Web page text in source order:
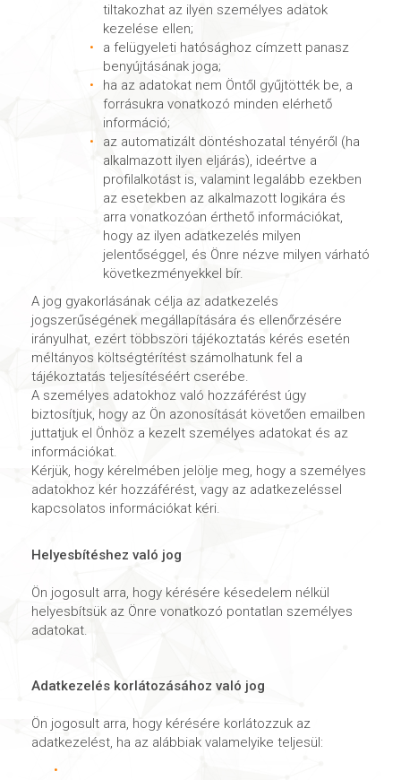
tiltakozhat az ilyen személyes adatok
kezelése ellen;
a felügyeleti hatósághoz címzett panasz
benyújtásának joga;
ha az adatokat nem Öntől gyűjtötték be, a
forrásukra vonatkozó minden elérhető
információ;
az automatizált döntéshozatal tényéről (ha
alkalmazott ilyen eljárás), ideértve a
profilalkotást is, valamint legalább ezekben
az esetekben az alkalmazott logikára és
arra vonatkozóan érthető információkat,
hogy az ilyen adatkezelés milyen
jelentőséggel, és Önre nézve milyen várható
következményekkel bír.
A jog gyakorlásának célja az adatkezelés
jogszerűségének megállapítására és ellenőrzésére
irányulhat, ezért többszöri tájékoztatás kérés esetén
méltányos költségtérítést számolhatunk fel a
tájékoztatás teljesítéséért cserébe.
A személyes adatokhoz való hozzáférést úgy
biztosítjuk, hogy az Ön azonosítását követően emailben
juttatjuk el Önhöz a kezelt személyes adatokat és az
információkat.
Kérjük, hogy kérelmében jelölje meg, hogy a személyes
adatokhoz kér hozzáférést, vagy az adatkezeléssel
kapcsolatos információkat kéri.
Helyesbítéshez való jog
Ön jogosult arra, hogy kérésére késedelem nélkül
helyesbítsük az Önre vonatkozó pontatlan személyes
adatokat.
Adatkezelés korlátozásához való jog
Ön jogosult arra, hogy kérésére korlátozzuk az
adatkezelést, ha az alábbiak valamelyike teljesül: